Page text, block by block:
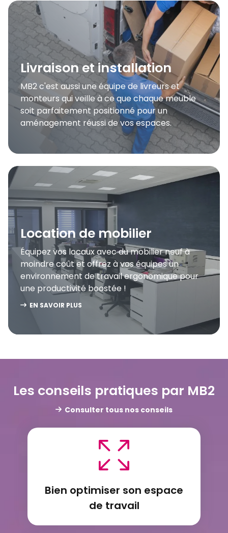
Livraison et installation
MB2 c'est aussi une équipe de livreurs et
monteurs qui veille à ce que chaque meuble
soit parfaitement positionné pour un
aménagement réussi de vos espaces.
Location de mobilier
Équipez vos locaux avec du mobilier neuf à
moindre coût et offrez à vos équipes un
environnement de travail ergonomique pour
une productivité boostée !
EN SAVOIR PLUS
Les conseils pratiques par MB2
Consulter tous nos conseils
Bien optimiser son espace
de travail